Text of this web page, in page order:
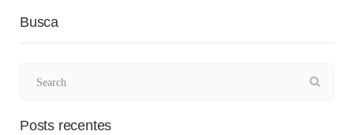
Busca
Posts recentes